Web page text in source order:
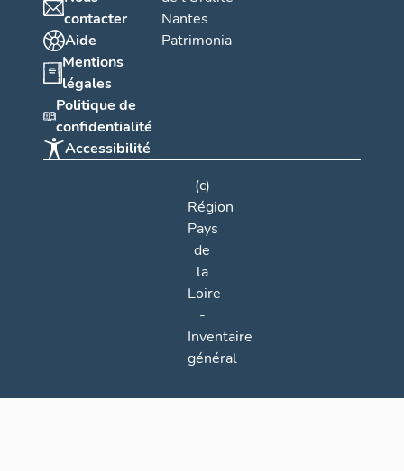
contacter
Aide
Mentions
légales
Politique de
confidentialité
Accessibilité
Nantes
Patrimonia
(c)
Région
Pays
de
la
Loire
-
Inventaire
général